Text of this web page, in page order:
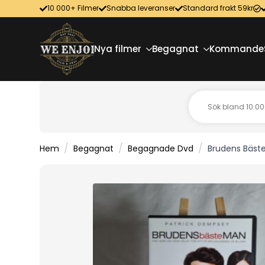
10 000+ Filmer Snabba leveranser Standard frakt 59kr
Nya filmer Begagnat Kommande
Hem Begagnat Begagnade Dvd Brudens